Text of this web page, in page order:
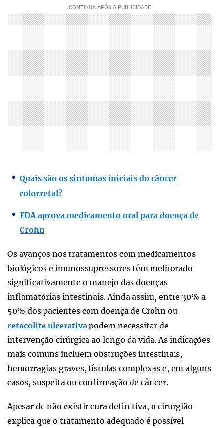
Quais são os sintomas iniciais do câncer
colorretal?
FDA aprova medicamento oral para doença de
Crohn
Os avanços nos tratamentos com medicamentos
biológicos e imunossupressores têm melhorado
significativamente o manejo das doenças
inflamatórias intestinais. Ainda assim, entre 30% a
50% dos pacientes com doença de Crohn ou
retocolite ulcerativa podem necessitar de
intervenção cirúrgica ao longo da vida. As indicações
mais comuns incluem obstruções intestinais,
hemorragias graves, fístulas complexas e, em alguns
casos, suspeita ou confirmação de câncer.
Apesar de não existir cura definitiva, o cirurgião
explica que o tratamento adequado é possível